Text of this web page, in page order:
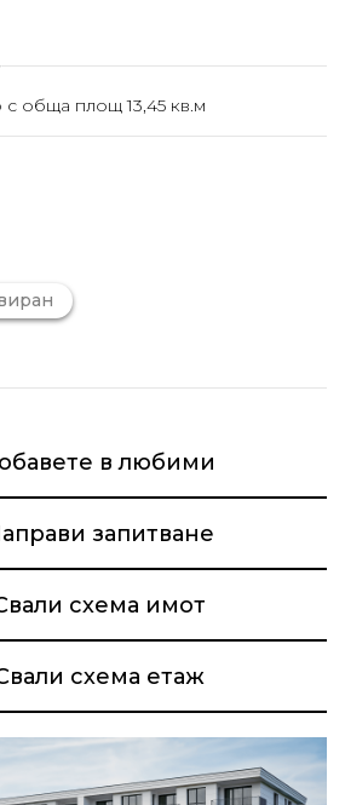
обща площ 13,45 кв.м
в любими
запитване
схема имот
схема етаж